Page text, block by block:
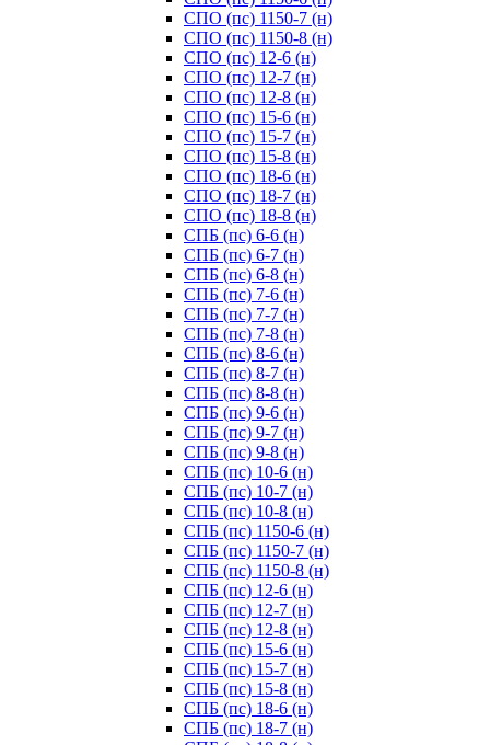
СПО (пс) 1150-7 (н)
СПО (пс) 1150-8 (н)
СПО (пс) 12-6 (н)
СПО (пс) 12-7 (н)
СПО (пс) 12-8 (н)
СПО (пс) 15-6 (н)
СПО (пс) 15-7 (н)
СПО (пс) 15-8 (н)
СПО (пс) 18-6 (н)
СПО (пс) 18-7 (н)
СПО (пс) 18-8 (н)
СПБ (пс) 6-6 (н)
СПБ (пс) 6-7 (н)
СПБ (пс) 6-8 (н)
СПБ (пс) 7-6 (н)
СПБ (пс) 7-7 (н)
СПБ (пс) 7-8 (н)
СПБ (пс) 8-6 (н)
СПБ (пс) 8-7 (н)
СПБ (пс) 8-8 (н)
СПБ (пс) 9-6 (н)
СПБ (пс) 9-7 (н)
СПБ (пс) 9-8 (н)
СПБ (пс) 10-6 (н)
СПБ (пс) 10-7 (н)
СПБ (пс) 10-8 (н)
СПБ (пс) 1150-6 (н)
СПБ (пс) 1150-7 (н)
СПБ (пс) 1150-8 (н)
СПБ (пс) 12-6 (н)
СПБ (пс) 12-7 (н)
СПБ (пс) 12-8 (н)
СПБ (пс) 15-6 (н)
СПБ (пс) 15-7 (н)
СПБ (пс) 15-8 (н)
СПБ (пс) 18-6 (н)
СПБ (пс) 18-7 (н)